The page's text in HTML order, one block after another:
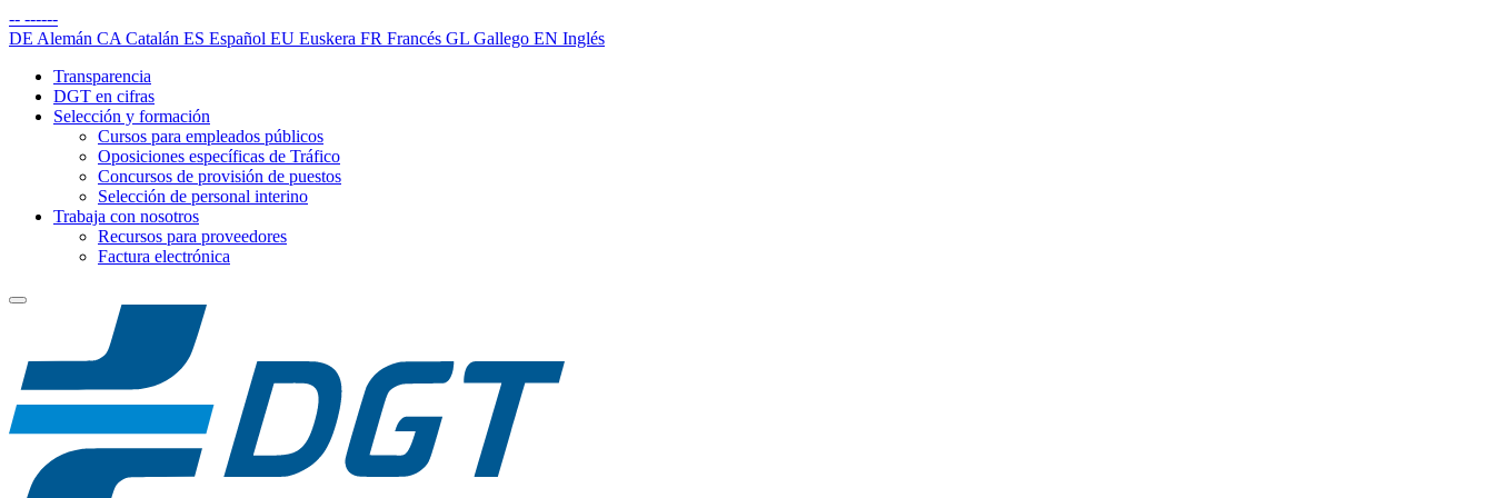
-- ------
DE Alemán CA Catalán ES Español EU Euskera FR Francés GL Gallego EN Inglés
Transparencia
DGT en cifras
Selección y formación
Cursos para empleados públicos
Oposiciones específicas de Tráfico
Concursos de provisión de puestos
Selección de personal interino
Trabaja con nosotros
Recursos para proveedores
Factura electrónica